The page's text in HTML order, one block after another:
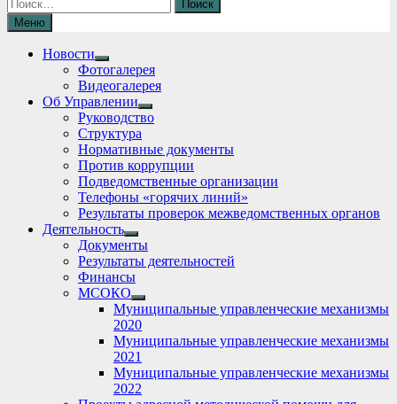
Меню
Новости
Show
sub
menu
Фотогалерея
Видеогалерея
Об Управлении
Show
sub
Руководство
Структура
Нормативные документы
Против коррупции
Подведомственные организации
Телефоны «горячих линий»
Результаты проверок межведомственных органов
Деятельность
Show
sub
menu
Документы
Результаты деятельностей
Финансы
МСОКО
Show
sub
menu
Муниципальные управленческие механизмы
2020
Муниципальные управленческие механизмы
2021
Муниципальные управленческие механизмы
2022